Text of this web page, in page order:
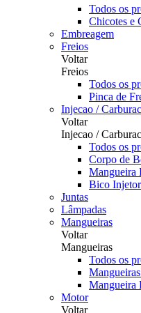
Todos os
Chicotes e
Embreagem
Freios
Voltar
Freios
Todos os
Pinca de
Injecao /
Voltar
Injecao /
Todos os
Corpo de
Mangueira
Bico
Juntas
Lâmpadas
Mangueiras
Voltar
Mangueiras
Todos os
Mangueira
Motor
Voltar